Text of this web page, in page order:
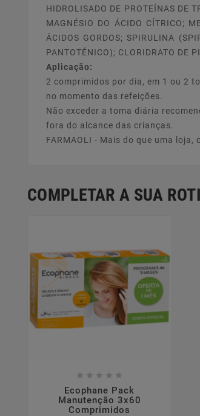
HIDROLISADO DE PROTEÍNAS DE
MAGNÉSIO DO ÁCIDO CÍTRICO;
ÁCIDOS GORDOS; SPIRULINA
PANTOTÉNICO); CLORIDRATO DE
Aplicação:
2 comprimidos por dia, em 1 ou 2
no momento das refeições.
Não exceder a toma diária
fora do alcance das crianças.
FARMAOLI - Mais do que uma
COMPLETAR A SUA
    
Ecophane Pack
Manutenção 3x60
Comprimidos